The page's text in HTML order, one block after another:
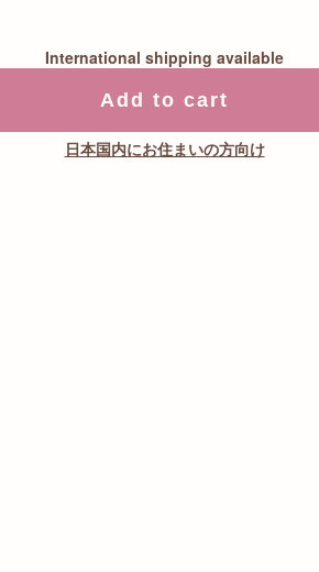
International shipping available
Add to cart
日本国内にお住まいの方向け